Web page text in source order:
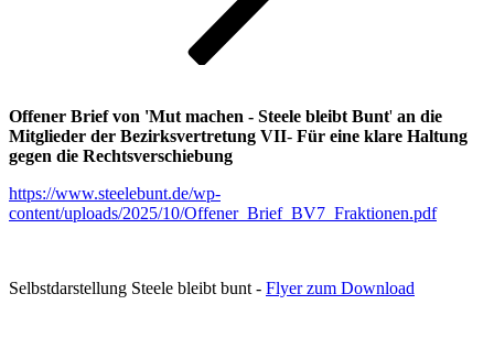
Offener Brief von 'Mut machen - Steele bleibt Bunt' an die
Mitglieder der Bezirksvertretung VII- Für eine klare Haltung
gegen die Rechtsverschiebung
https://www.steelebunt.de/wp-
content/uploads/2025/10/Offener_Brief_BV7_Fraktionen.pdf
Selbstdarstellung Steele bleibt bunt - Flyer zum Download